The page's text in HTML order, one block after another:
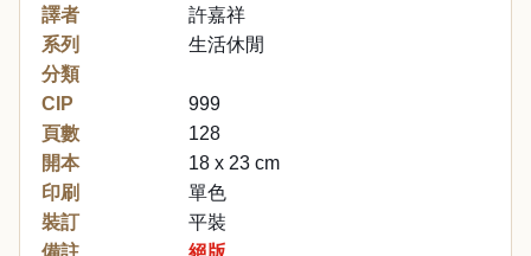
譯者
許嘉祥
系列
生活休閒
分類
CIP
999
頁數
128
開本
18 x 23 cm
印刷
單色
裝訂
平裝
備註
絕版